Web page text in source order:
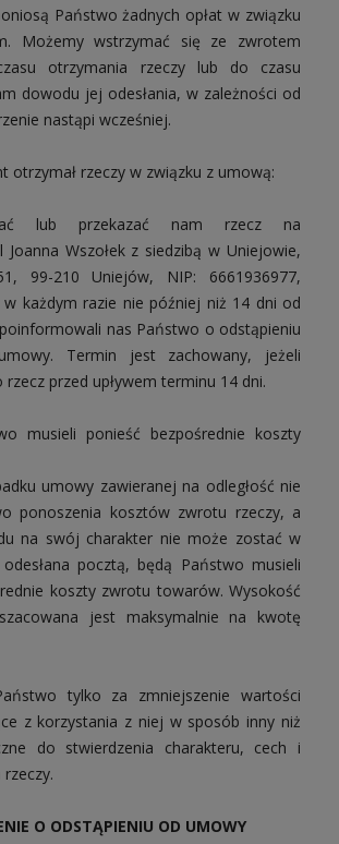
Państwo żadnych opłat w związku
Możemy wstrzymać się ze zwrotem
otrzymania rzeczy lub do czasu
dowodu jej odesłania, w zależności od
nastąpi wcześniej.
otrzymał rzeczy w związku z umową:
lub przekazać nam rzecz na
Joanna Wszołek z siedzibą w Uniejowie,
99-210 Uniejów, NIP:
6661936977,
w każdym razie nie później niż 14 dni od
nas Państwo o odstąpieniu
Termin jest zachowany, jeżeli
przed upływem terminu 14 dni.
musieli ponieść bezpośrednie koszty
umowy zawieranej na odległość nie
ponoszenia kosztów zwrotu rzeczy, a
na swój charakter nie może zostać w
pocztą, będą Państwo musieli
koszty zwrotu towarów. Wysokość
jest maksymalnie na kwotę
tylko za zmniejszenie wartości
z korzystania z niej w sposób inny niż
do stwierdzenia charakteru, cech i
O ODSTĄPIENIU OD UMOWY